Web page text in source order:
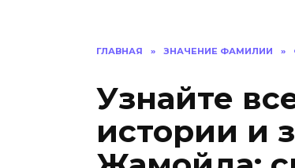
ГЛАВНАЯ » ЗНАЧЕНИЕ ФАМИЛИИ »
Узнайте
истории и